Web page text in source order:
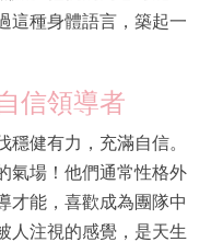
這種身體語言，築起一
信領導者
健有力，充滿自信。
氣場！他們通常性格外
才能，喜歡成為團隊中
人注視的感覺，是天生